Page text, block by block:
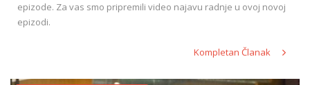
epizode. Za vas smo pripremili video najavu radnje u ovoj novoj
epizodi.
Kompletan Članak